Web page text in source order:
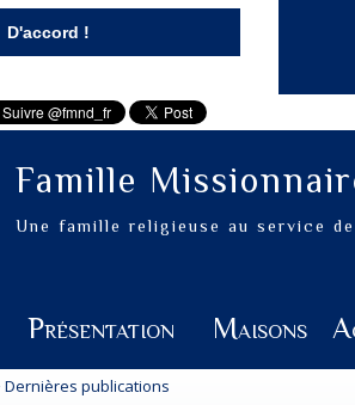
D'accord !
Famille
Une famille religieuse au service
Présentation Maisons
Dernières publications